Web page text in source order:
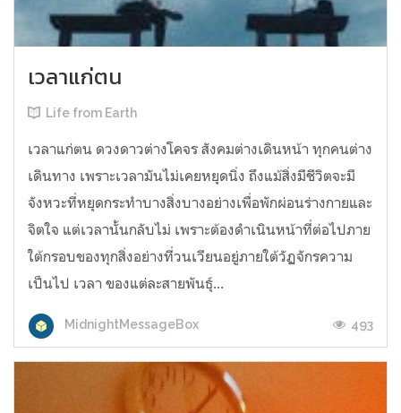
เวลาแก่ตน
Life from Earth
เวลาแก่ตน ดวงดาวต่างโคจร สังคมต่างเดินหน้า ทุกคนต่าง
เดินทาง เพราะเวลามันไม่เคยหยุดนิ่ง ถึงแม้สิ่งมีชีวิตจะมี
จังหวะที่หยุดกระทำบางสิ่งบางอย่างเพื่อพักผ่อนร่างกายและ
จิตใจ แต่เวลานั้นกลับไม่ เพราะต้องดำเนินหน้าที่ต่อไปภาย
ใต้กรอบของทุกสิ่งอย่างที่วนเวียนอยู่ภายใต้วัฏจักรความ
เป็นไป เวลา ของแต่ละสายพันธุ์...
MidnightMessageBox 493